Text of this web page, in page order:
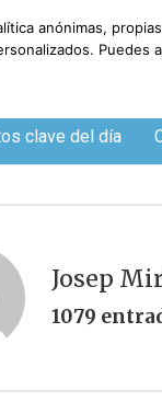
de 2026
clave del día
Josep
1079
anónimas,
Puedes